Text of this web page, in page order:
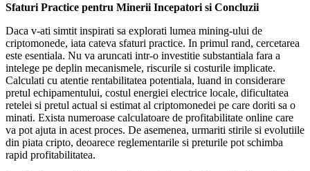
Sfaturi Practice pentru Minerii Incepatori si Concluzii
Daca v-ati simtit inspirati sa explorati lumea mining-ului de
criptomonede, iata cateva sfaturi practice. In primul rand, cercetarea
este esentiala. Nu va aruncati intr-o investitie substantiala fara a
intelege pe deplin mecanismele, riscurile si costurile implicate.
Calculati cu atentie rentabilitatea potentiala, luand in considerare
pretul echipamentului, costul energiei electrice locale, dificultatea
retelei si pretul actual si estimat al criptomonedei pe care doriti sa o
minati. Exista numeroase calculatoare de profitabilitate online care
va pot ajuta in acest proces. De asemenea, urmariti stirile si evolutiile
din piata cripto, deoarece reglementarile si preturile pot schimba
rapid profitabilitatea.